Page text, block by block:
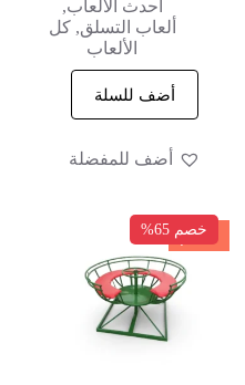
أحدث الألعاب,
ألعاب التسلق,كل
الألعاب
أضف للسلة
أضف للمفضلة
خصم
خصم 65%